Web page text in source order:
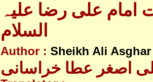
علی رضا علیہ
السلام
Author : Sheikh Ali
اصغر عطا خراسانی